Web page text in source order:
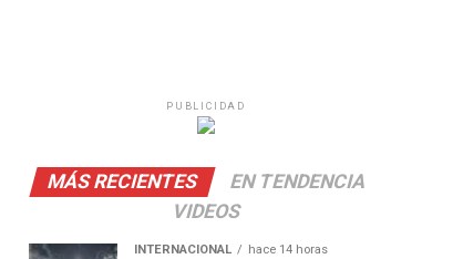
PUBLICIDAD
MÁS RECIENTES
EN TENDENCIA
VIDEOS
INTERNACIONAL hace 14 horas